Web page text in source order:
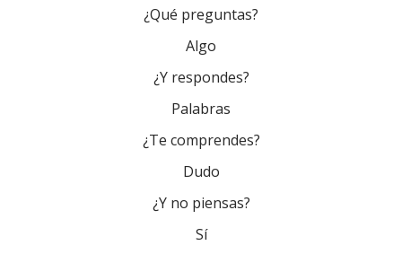
¿Qué preguntas?
Algo
¿Y respondes?
Palabras
¿Te comprendes?
Dudo
¿Y no piensas?
Sí